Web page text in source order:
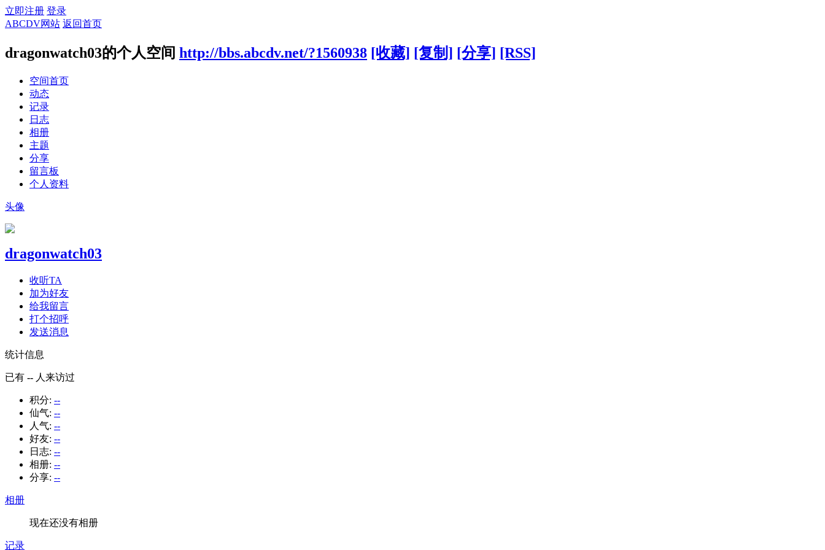
立即注册 登录
ABCDV网站 返回首页
dragonwatch03的个人空间 http://bbs.abcdv.net/?1560938 [收藏] [复制] [分享] [RSS]
空间首页
动态
记录
日志
相册
主题
分享
留言板
个人资料
头像
dragonwatch03
收听TA
加为好友
给我留言
打个招呼
发送消息
统计信息
已有 -- 人来访过
积分: --
仙气: --
人气: --
好友: --
日志: --
相册: --
分享: --
相册
现在还没有相册
记录